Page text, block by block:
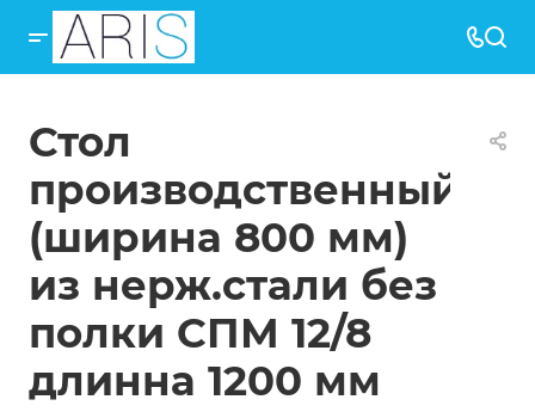
Стол
производственный
(ширина 800 мм)
из нерж.стали без
полки СПМ 12/8
длинна 1200 мм